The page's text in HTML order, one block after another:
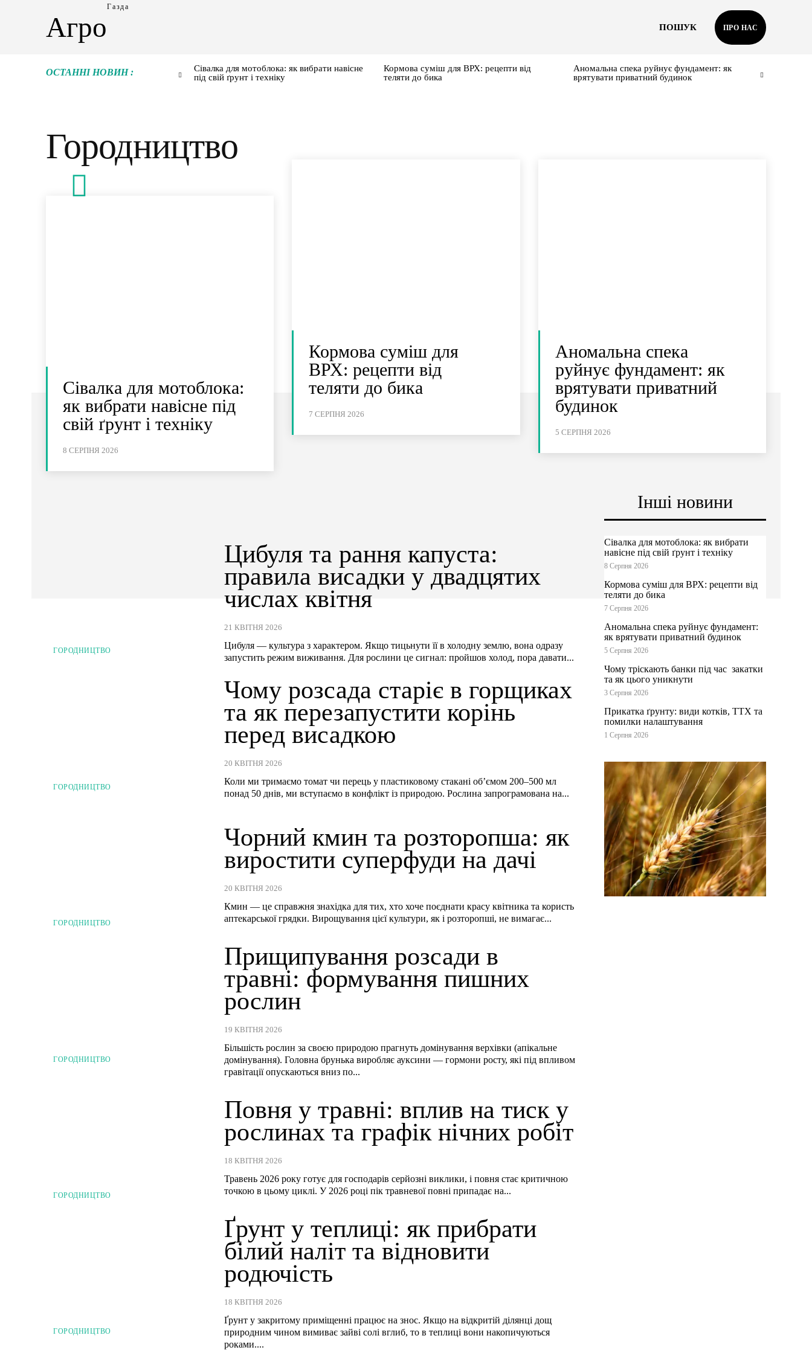
Агро
Газда
ПОШУК ПРО НАС
ОСТАННІ НОВИН :
Сівалка для мотоблока: як вибрати навісне
під свій ґрунт і техніку
Кормова суміш для ВРХ: рецепти від
теляти до бика
Аномальна спека руйнує фундамент: як
врятувати приватний будинок
Городництво
Сівалка для мотоблока:
як вибрати навісне під
свій ґрунт і техніку
8 СЕРПНЯ 2026
Кормова суміш для
ВРХ: рецепти від
теляти до бика
7 СЕРПНЯ 2026
Аномальна спека
руйнує фундамент: як
врятувати приватний
будинок
5 СЕРПНЯ 2026
ГОРОДНИЦТВО
Цибуля та рання капуста:
правила висадки у двадцятих
числах квітня
21 КВІТНЯ 2026
Цибуля — культура з характером. Якщо тицьнути її в холодну землю, вона одразу
запустить режим виживання. Для рослини це сигнал: пройшов холод, пора давати...
ГОРОДНИЦТВО
Чому розсада старіє в горщиках
та як перезапустити корінь
перед висадкою
20 КВІТНЯ 2026
Коли ми тримаємо томат чи перець у пластиковому стакані об’ємом 200–500 мл
понад 50 днів, ми вступаємо в конфлікт із природою. Рослина запрограмована на...
ГОРОДНИЦТВО
Чорний кмин та розторопша: як
виростити суперфуди на дачі
20 КВІТНЯ 2026
Кмин — це справжня знахідка для тих, хто хоче поєднати красу квітника та користь
аптекарської грядки. Вирощування цієї культури, як і розторопші, не вимагає...
ГОРОДНИЦТВО
Прищипування розсади в
травні: формування пишних
рослин
19 КВІТНЯ 2026
Більшість рослин за своєю природою прагнуть домінування верхівки (апікальне
домінування). Головна брунька виробляє ауксини — гормони росту, які під впливом
гравітації опускаються вниз по...
ГОРОДНИЦТВО
Повня у травні: вплив на тиск у
рослинах та графік нічних робіт
18 КВІТНЯ 2026
Травень 2026 року готує для господарів серйозні виклики, і повня стає критичною
точкою в цьому циклі. У 2026 році пік травневої повні припадає на...
ГОРОДНИЦТВО
Ґрунт у теплиці: як прибрати
білий наліт та відновити
родючість
18 КВІТНЯ 2026
Ґрунт у закритому приміщенні працює на знос. Якщо на відкритій ділянці дощ
природним чином вимиває зайві солі вглиб, то в теплиці вони накопичуються
роками....
Інші новини
Сівалка для мотоблока: як вибрати
навісне під свій ґрунт і техніку
8 Серпня 2026
Кормова суміш для ВРХ: рецепти від
теляти до бика
7 Серпня 2026
Аномальна спека руйнує фундамент:
як врятувати приватний будинок
5 Серпня 2026
Чому тріскають банки під час закатки
та як цього уникнути
3 Серпня 2026
Прикатка ґрунту: види котків, ТТХ та
помилки налаштування
1 Серпня 2026